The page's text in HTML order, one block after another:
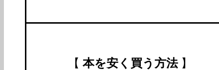
【 本を安く買う方法】